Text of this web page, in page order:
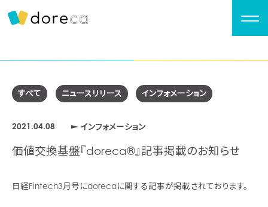
すべて ニュースリリース インフォメーション
2021.04.08 インフォメーション
価値交換基盤『doreca®』記事掲載のお知らせ
日経Fintech3月号にdorecaに関する記事が掲載されております。